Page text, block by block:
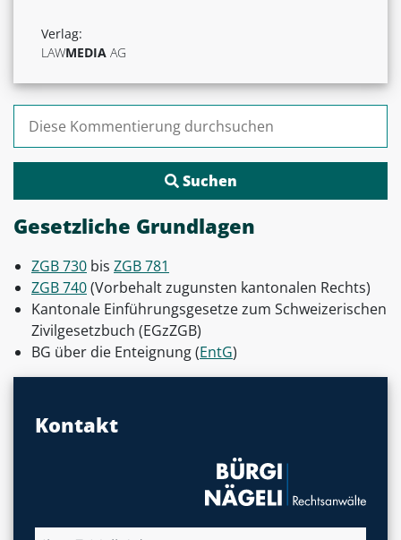
Verlag:
LAWMEDIA AG
Suchen nach:
Gesetzliche Grundlagen
ZGB 730 bis ZGB 781
ZGB 740(Vorbehalt zugunsten kantonalen Rechts)
Kantonale Einführungsgesetze zum Schweizerischen
Zivilgesetzbuch (EGzZGB)
BG über die Enteignung (EntG)
Kontakt